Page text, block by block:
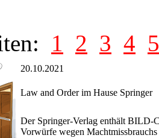
1 2 3 4 5
20.10.2021
Law and Order im Hause Springer
Der Springer-Verlag enthält BILD-
Vorwürfe wegen